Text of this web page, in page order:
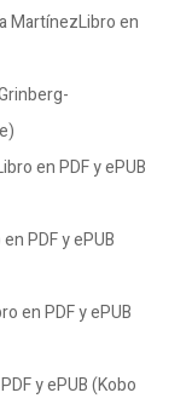
MartínezLibro en
en PDF y ePUB
PDF y ePUB
en PDF y ePUB
y ePUB (Kobo